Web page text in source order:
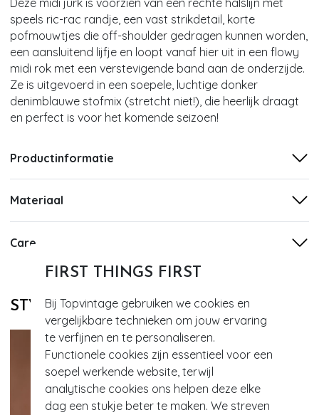
FIRST THINGS FIRST
Bij Topvintage gebruiken we cookies en
vergelijkbare technieken om jouw ervaring
te verfijnen en te personaliseren.
Functionele cookies zijn essentieel voor een
soepel werkende website, terwijl
analytische cookies ons helpen deze elke
dag een stukje beter te maken. We streven
Deze midi jurk is voorzien van een rechte halslijn met
speels ric-rac randje, een vast strikdetail, korte
pofmouwtjes die off-shoulder gedragen kunnen worden,
een aansluitend lijfje en loopt vanaf hier uit in een flowy
midi rok met een verstevigende band aan de onderzijde.
Ze is uitgevoerd in een soepele, luchtige donker
denimblauwe stofmix (stretcht niet!), die heerlijk draagt
en perfect is voor het komende seizoen!
Productinformatie
Materiaal
Care
STYLE DIT MET